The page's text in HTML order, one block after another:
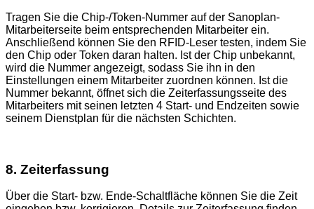
Tragen Sie die Chip-/Token-Nummer auf der Sanoplan-
Mitarbeiterseite beim entsprechenden Mitarbeiter ein.
Anschließend können Sie den RFID-Leser testen, indem Sie
den Chip oder Token daran halten. Ist der Chip unbekannt,
wird die Nummer angezeigt, sodass Sie ihn in den
Einstellungen einem Mitarbeiter zuordnen können. Ist die
Nummer bekannt, öffnet sich die Zeiterfassungsseite des
Mitarbeiters mit seinen letzten 4 Start- und Endzeiten sowie
seinem Dienstplan für die nächsten Schichten.
8. Zeiterfassung
Über die Start- bzw. Ende-Schaltfläche können Sie die Zeit